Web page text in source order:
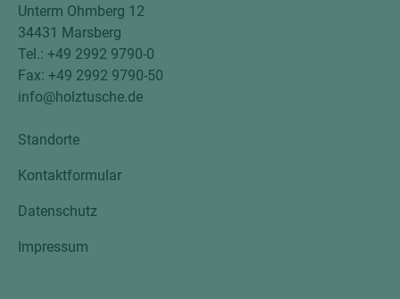
Unterm Ohmberg 12
34431 Marsberg
Tel.: +49 2992 9790-0
Fax: +49 2992 9790-50
info@holztusche.de
Standorte
Kontaktformular
Datenschutz
Impressum